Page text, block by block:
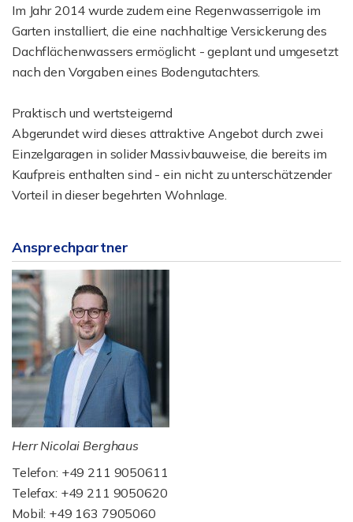
Im Jahr 2014 wurde zudem eine Regenwasserrigole im
Garten installiert, die eine nachhaltige Versickerung des
Dachflächenwassers ermöglicht - geplant und umgesetzt
nach den Vorgaben eines Bodengutachters.
Praktisch und wertsteigernd
Abgerundet wird dieses attraktive Angebot durch zwei
Einzelgaragen in solider Massivbauweise, die bereits im
Kaufpreis enthalten sind - ein nicht zu unterschätzender
Vorteil in dieser begehrten Wohnlage.
Ansprechpartner
Herr Nicolai Berghaus
Telefon: +49 211 9050611
Telefax: +49 211 9050620
Mobil: +49 163 7905060